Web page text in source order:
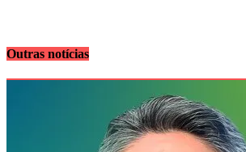
Outras notícias